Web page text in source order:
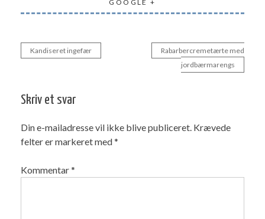
GOOGLE +
Indlægsnavigation
Kandiseret ingefær
Rabarbercremetærte med
jordbærmarengs
Skriv et svar
Din e-mailadresse vil ikke blive publiceret. Krævede
felter er markeret med*
Kommentar*